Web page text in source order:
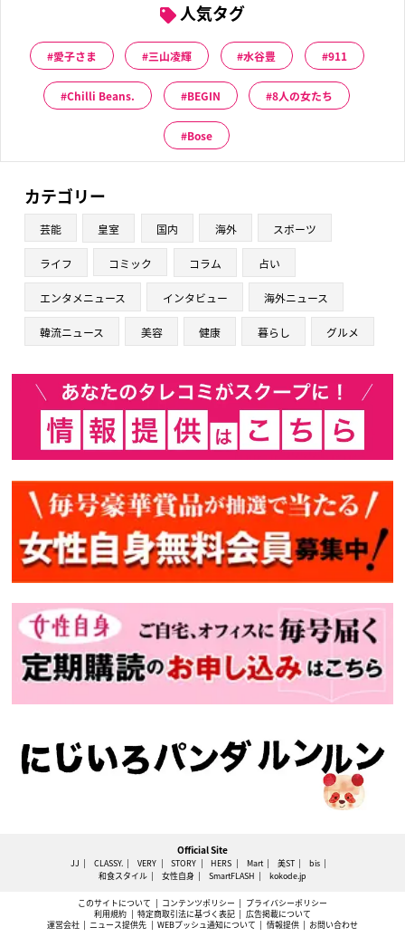
人気タグ
愛子さま 三山凌輝 水谷豊 911
Chilli Beans. BEGIN 8人の女たち
Bose
カテゴリー
芸能 皇室 国内 海外 スポーツ
ライフ コミック コラム 占い
エンタメニュース インタビュー 海外ニュース
韓流ニュース 美容 健康 暮らし グルメ
Official Site
JJ CLASSY. VERY STORY HERS Mart 美ST
bis
和食スタイル
女性自身 SmartFLASH kokode.jp
このサイトについて コンテンツポリシー
プライバシーポリシー
利用規約
特定商取引法に基づく表記
広告掲載について
運営会社
ニュース提供先 WEBプッシュ通知について 情報提供 お問い合わせ